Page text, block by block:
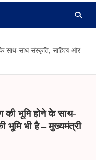
के साथ-साथ संस्कृति, साहित्य और
की भूमि होने के साथ-
भूमि भी है – मुख्यमंत्री